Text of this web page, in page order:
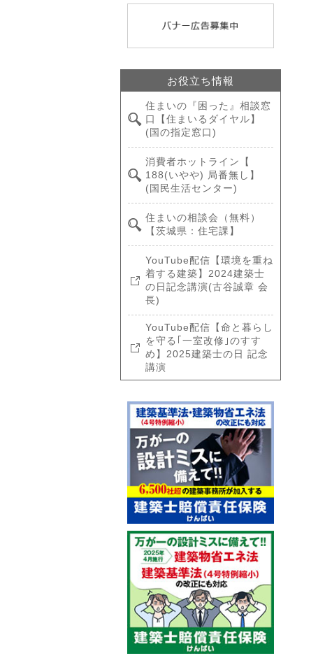
お役立ち情報
住まいの『困った』相談窓
口【住まいるダイヤル】
(国の指定窓口)
消費者ホットライン【
188(いやや) 局番無し】
(国民生活センター)
住まいの相談会（無料）
【茨城県：住宅課】
YouTube配信【環境を重ね
着する建築】2024建築士
の日記念講演(古谷誠章 会
長)
YouTube配信【命と暮らし
を守る｢一室改修｣のすす
め】2025建築士の日 記念
講演